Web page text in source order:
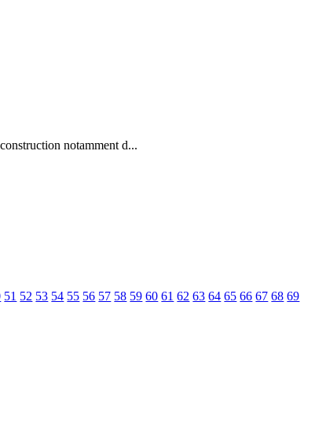
notamment d...
51 52 53 54 55 56 57 58 59 60 61 62 63 64 65 66 67 68 69